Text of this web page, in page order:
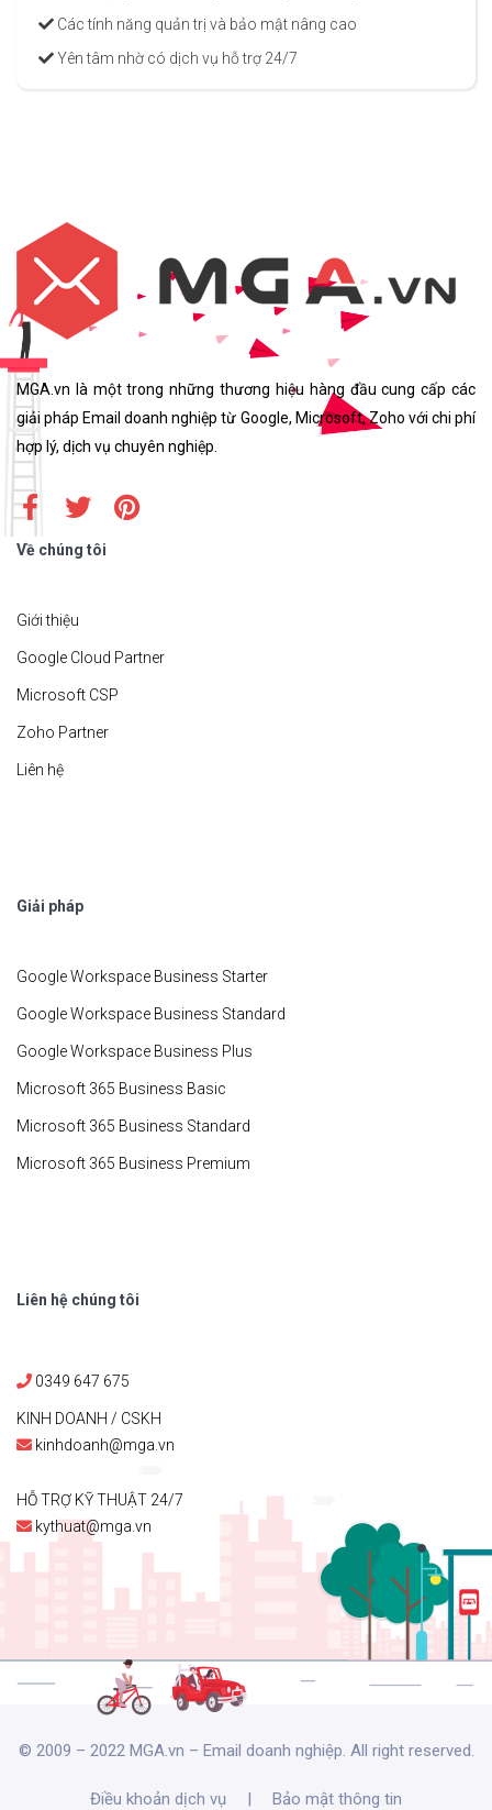
Các tính năng quản trị và bảo mật nâng cao
Yên tâm nhờ có dịch vụ hỗ trợ 24/7
MGA.vn là một trong những thương hiệu hàng đầu cung cấp các
giải pháp Email doanh nghiệp từ Google, Microsoft, Zoho với chi phí
hợp lý, dịch vụ chuyên nghiệp.
Về chúng tôi
Giới thiệu
Google Cloud Partner
Microsoft CSP
Zoho Partner
Liên hệ
Giải pháp
Google Workspace Business Starter
Google Workspace Business Standard
Google Workspace Business Plus
Microsoft 365 Business Basic
Microsoft 365 Business Standard
Microsoft 365 Business Premium
Liên hệ chúng tôi
0349 647 675
KINH DOANH / CSKH
kinhdoanh@mga.vn
HỖ TRỢ KỸ THUẬT 24/7
kythuat@mga.vn
© 2009 – 2022 MGA.vn – Email doanh nghiệp. All right reserved.
Điều khoản dịch vụ | Bảo mật thông tin